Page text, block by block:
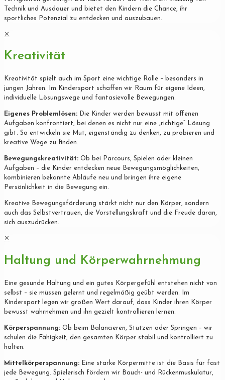
Technik und Ausdauer und bietet den Kindern die Chance, ihr
sportliches Potenzial zu entdecken und auszubauen.
✕
Kreativität
Kreativität spielt auch im Sport eine wichtige Rolle – besonders in
jungen Jahren. Im Kindersport schaffen wir Raum für eigene Ideen,
individuelle Lösungswege und fantasievolle Bewegungen.
Eigenes Problemlösen: Die Kinder werden bewusst mit offenen
Aufgaben konfrontiert, bei denen es nicht nur eine „richtige“ Lösung
gibt. So entwickeln sie Mut, eigenständig zu denken, zu probieren und
kreative Wege zu finden.
Bewegungskreativität: Ob bei Parcours, Spielen oder kleinen
Aufgaben – die Kinder entdecken neue Bewegungsmöglichkeiten,
kombinieren bekannte Abläufe neu und bringen ihre eigene
Persönlichkeit in die Bewegung ein.
Kreative Bewegungsförderung stärkt nicht nur den Körper, sondern
auch das Selbstvertrauen, die Vorstellungskraft und die Freude daran,
sich auszudrücken.
✕
Haltung und Körperwahrnehmung
Eine gesunde Haltung und ein gutes Körpergefühl entstehen nicht von
selbst – sie müssen gelernt und regelmäßig geübt werden. Im
Kindersport legen wir großen Wert darauf, dass Kinder ihren Körper
bewusst wahrnehmen und ihn gezielt kontrollieren lernen.
Körperspannung: Ob beim Balancieren, Stützen oder Springen – wir
schulen die Fähigkeit, den gesamten Körper stabil und kontrolliert zu
halten.
Mittelkörperspannung: Eine starke Körpermitte ist die Basis für fast
jede Bewegung. Spielerisch fördern wir Bauch- und Rückenmuskulatur,